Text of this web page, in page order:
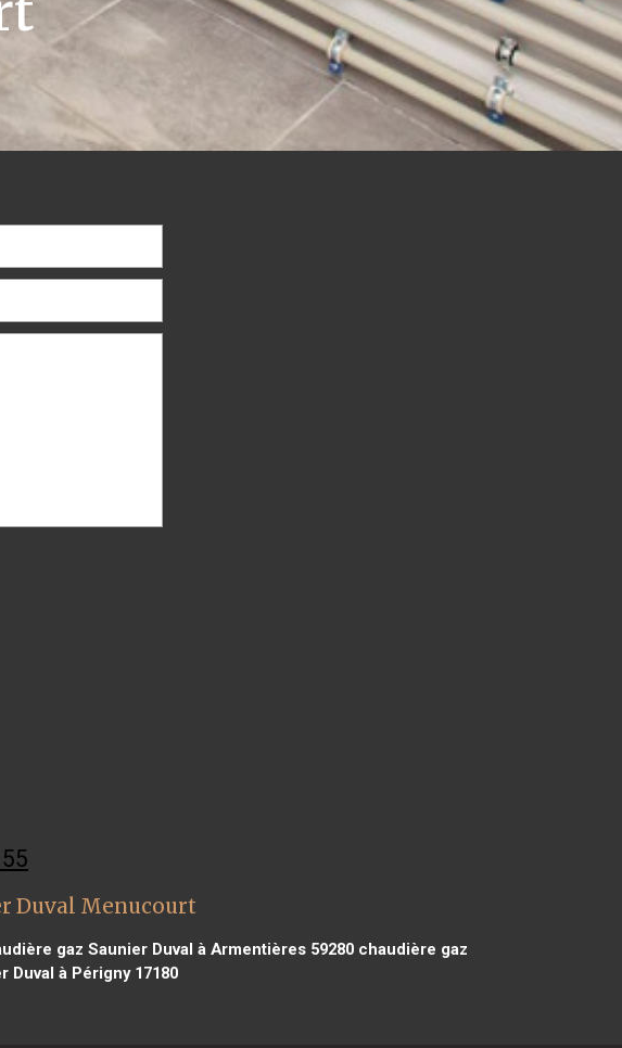
Duval Menucourt
gaz Saunier Duval à Armentières 59280 chaudière gaz
à Périgny 17180